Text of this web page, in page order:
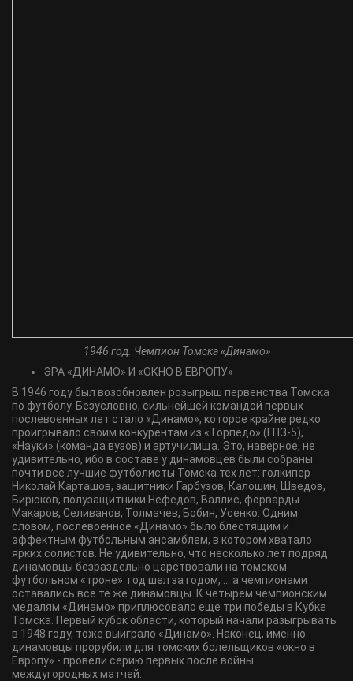
1946 год. Чемпион Томска «Динамо»
ЭРА «ДИНАМО» И «ОКНО В ЕВРОПУ»
В 1946 году был возобновлен розыгрыш первенства Томска
по футболу. Безусловно, сильнейшей командой первых
послевоенных лет стало «Динамо», которое крайне редко
проигрывало своим конкурентам из «Торпедо» (ГПЗ-5),
«Науки» (команда вузов) и артучилища. Это, наверное, не
удивительно, ибо в составе у динамовцев были собраны
почти все лучшие футболисты Томска тех лет: голкипер
Николай Карташов, защитники Гарбузов, Калошин, Шведов,
Бирюков, полузащитники Нефедов, Валлис, форварды
Макаров, Селиванов, Толмачев, Бобин, Усенко. Одним
словом, послевоенное «Динамо» было блестящим и
эффектным футбольным ансамблем, в котором хватало
ярких солистов. Не удивительно, что несколько лет подряд
динамовцы безраздельно царствовали на томском
футбольном «троне»: год шел за годом, … а чемпионами
оставались всё те же динамовцы. К четырем чемпионским
медалям «Динамо» приплюсовало еще три победы в Кубке
Томска. Первый кубок области, который начали разыгрывать
в 1948 году, тоже выиграло «Динамо». Наконец, именно
динамовцы прорубили для томских болельщиков «окно в
Европу» - провели серию первых после войны
междугородных матчей.